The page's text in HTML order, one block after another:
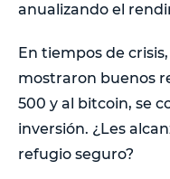
anualizando el
En tiempos de
mostraron buenos
500 y al bitcoin, se
inversión. ¿Les
refugio seguro?